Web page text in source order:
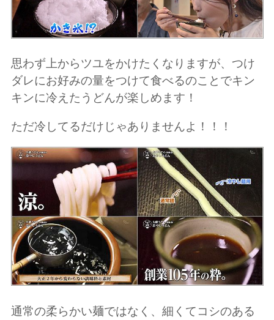
思わず上からツユをかけたくなりますが、つけ
ダレにお好みの量をつけて食べるのことでキン
キンに冷えたうどんが楽しめます！
ただ冷してるだけじゃありませんよ！！！
通常の柔らかい麺ではなく、細くてコシのある